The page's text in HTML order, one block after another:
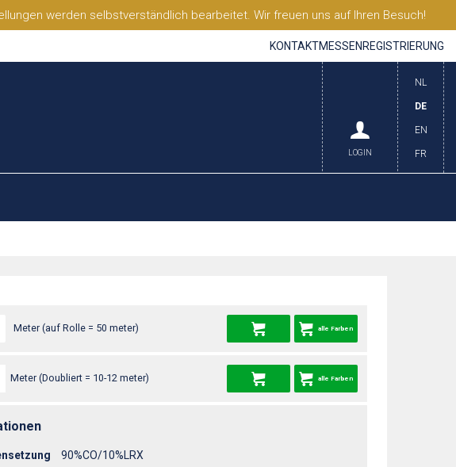
werden selbstverständlich bearbeitet. Wir freuen uns auf Ihren Besuch!
KONTAKTMESSEN REGISTRIERUNG
NL
DE
EN
FR
LOGIN
Meter (auf Rolle = 50 meter) alle Farben
Meter (Doubliert = 10-12 meter) alle Farben
90%CO/10%LRX